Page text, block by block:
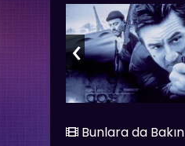
‹
Bunlara da Bakın